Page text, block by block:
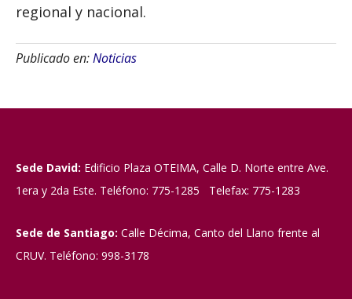
regional y nacional.
Publicado en:Noticias
Sede David: Edificio Plaza OTEIMA, Calle D. Norte entre Ave.
1era y 2da Este. Teléfono: 775-1285 Telefax: 775-1283
Sede de Santiago: Calle Décima, Canto del Llano frente al
CRUV. Teléfono: 998-3178